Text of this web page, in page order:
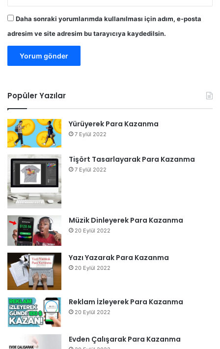
Daha sonraki yorumlarımda kullanılması için adım, e-posta
adresim ve site adresim bu tarayıcıya kaydedilsin.
Popüler Yazılar
Yürüyerek Para Kazanma
7 Eylül 2022
Tişört Tasarlayarak Para Kazanma
7 Eylül 2022
Müzik Dinleyerek Para Kazanma
20 Eylül 2022
Yazı Yazarak Para Kazanma
20 Eylül 2022
Reklam İzleyerek Para Kazanma
20 Eylül 2022
Evden Çalışarak Para Kazanma